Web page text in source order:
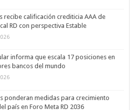
recibe calificación crediticia AAA de
RD con perspectiva Estable
informa que escala 17 posiciones en
bancos del mundo
ponderan medidas para crecimiento
país en Foro Meta RD 2036